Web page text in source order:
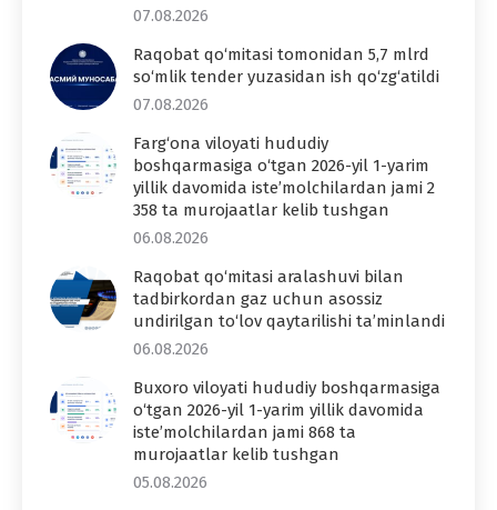
07.08.2026
Raqobat qo‘mitasi tomonidan 5,7 mlrd
so‘mlik tender yuzasidan ish qo‘zg‘atildi
07.08.2026
Farg‘ona viloyati hududiy
boshqarmasiga o‘tgan 2026-yil 1-yarim
yillik davomida iste’molchilardan jami 2
358 ta murojaatlar kelib tushgan
06.08.2026
Raqobat qo‘mitasi aralashuvi bilan
tadbirkordan gaz uchun asossiz
undirilgan to‘lov qaytarilishi ta’minlandi
06.08.2026
Buxoro viloyati hududiy boshqarmasiga
o‘tgan 2026-yil 1-yarim yillik davomida
iste’molchilardan jami 868 ta
murojaatlar kelib tushgan
05.08.2026